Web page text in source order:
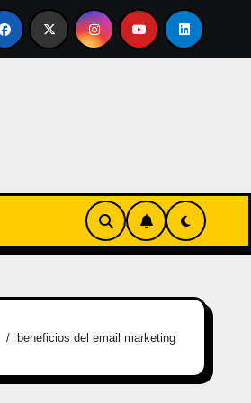
El primer tour de la India Chiquitina
beneficios del email marketing